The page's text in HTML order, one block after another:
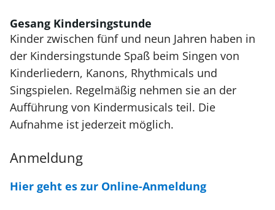
Gesang Kindersingstunde
Kinder zwischen fünf und neun Jahren haben in
der Kindersingstunde Spaß beim Singen von
Kinderliedern, Kanons, Rhythmicals und
Singspielen. Regelmäßig nehmen sie an der
Aufführung von Kindermusicals teil. Die
Aufnahme ist jederzeit möglich.
Anmeldung
Hier geht es zur Online-Anmeldung